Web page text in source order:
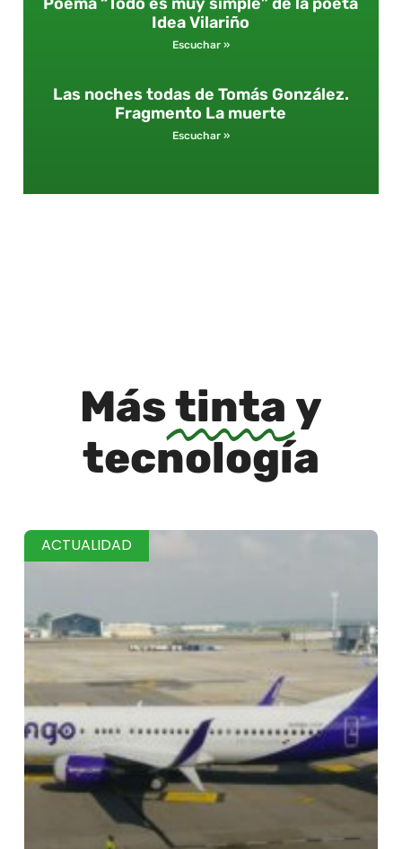
Idea Vilariño
Escuchar »
Las noches todas de Tomás González.
Fragmento La muerte
Escuchar »
Mástinta y
tecnología
ACTUALIDAD